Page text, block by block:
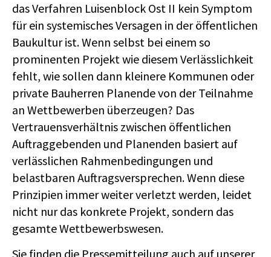
das Verfahren Luisenblock Ost II kein Symptom
für ein systemisches Versagen in der öffentlichen
Baukultur ist. Wenn selbst bei einem so
prominenten Projekt wie diesem Verlässlichkeit
fehlt, wie sollen dann kleinere Kommunen oder
private Bauherren Planende von der Teilnahme
an Wettbewerben überzeugen? Das
Vertrauensverhältnis zwischen öffentlichen
Auftraggebenden und Planenden basiert auf
verlässlichen Rahmenbedingungen und
belastbaren Auftragsversprechen. Wenn diese
Prinzipien immer weiter verletzt werden, leidet
nicht nur das konkrete Projekt, sondern das
gesamte Wettbewerbswesen.
Sie finden die Pressemitteilung auch auf unserer